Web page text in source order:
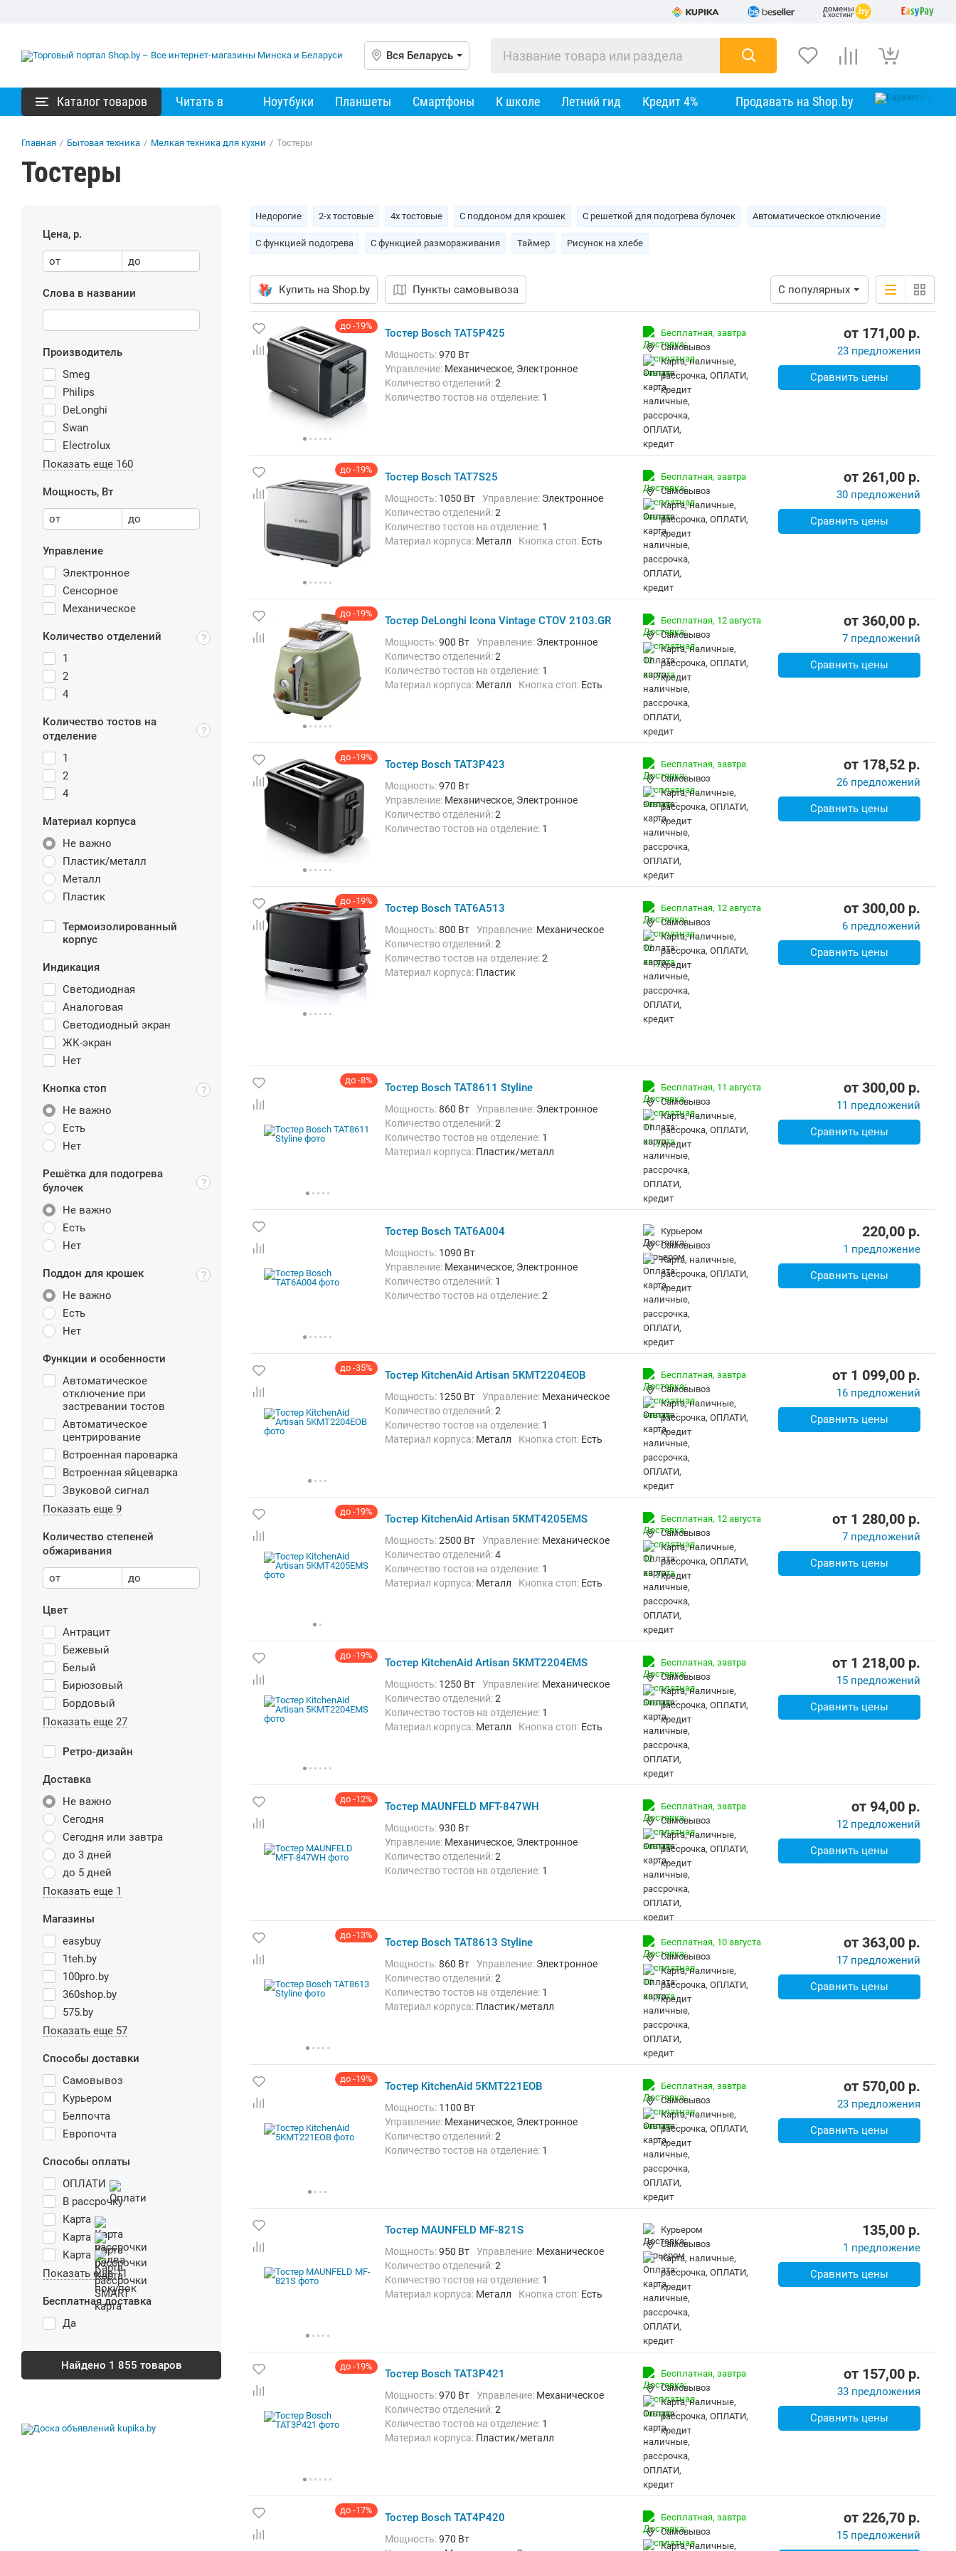
Вся Беларусь
Каталог товаров Читать в Ноутбуки Планшеты Смартфоны К школе Летний гид Кредит 4% Продавать на Shop.by
Главная / Бытовая техника / Мелкая техника для кухни / Тостеры
Тостеры
Цена, р.
от до
Слова в названии
Производитель
Smeg
Philips
DeLonghi
Swan
Electrolux
Показать еще 160
Мощность, Вт
от до
Управление
Электронное
Сенсорное
Механическое
Количество отделений
1
2
4
Количество тостов на
отделение
1
2
4
Материал корпуса
Не важно
Пластик/металл
Металл
Пластик
Термоизолированный
корпус
Индикация
Светодиодная
Аналоговая
Светодиодный экран
ЖК-экран
Нет
Кнопка стоп
Не важно
Есть
Нет
Решётка для подогрева
булочек
Не важно
Есть
Нет
Поддон для крошек
Не важно
Есть
Нет
Функции и особенности
Автоматическое
отключение при
застревании тостов
Автоматическое
центрирование
Встроенная пароварка
Встроенная яйцеварка
Звуковой сигнал
Показать еще 9
Количество степеней
обжаривания
от до
Цвет
Антрацит
Бежевый
Белый
Бирюзовый
Бордовый
Показать еще 27
Ретро-дизайн
Доставка
Не важно
Сегодня
Сегодня или завтра
до 3 дней
до 5 дней
Показать еще 1
Магазины
easybuy
1teh.by
100pro.by
360shop.by
575.by
Показать еще 57
Способы доставки
Самовывоз
Курьером
Белпочта
Европочта
Способы оплаты
ОПЛАТИ
В рассрочку
Карта
Карта
Карта
Показать еще 11
Бесплатная доставка
Да
Найдено 1 855 товаров
Недорогие 2-х тостовые 4х тостовые С поддоном для крошек С решеткой для подогрева булочек Автоматическое отключение
С функцией подогрева С функцией размораживания Таймер Рисунок на хлебе
Купить на Shop.by Пункты самовывоза С популярных
до -19%
Тостер Bosch TAT5P425
Мощность:970 Вт
Управление: Механическое, Электронное
Количество отделений:2
Количество тостов на отделение: 1
Поддон для крошек:Есть
отключение при застревании тостов,
Автоматическое центрирование, Подогрев,
Размораживание, Регулировка степени
поджаривания, Экстра-подъем
Бесплатная, завтра
Самовывоз
карта, наличные,
рассрочка, ОПЛАТИ,
кредит
от 171,00 p.
23 предложения
Сравнить цены
до -19%
Тостер Bosch TAT7S25
Мощность: 1050 Вт Управление: Электронное
Количество отделений:2
Количество тостов на отделение: 1
Материал корпуса: Металл Кнопка стоп: Есть
отключение при застревании тостов, Подогрев,
поджаривания, Экстра-подъем
Бесплатная, завтра
Самовывоз
карта, наличные,
рассрочка, ОПЛАТИ,
кредит
от 261,00 p.
30 предложений
Сравнить цены
до -19%
Тостер DeLonghi Icona Vintage CTOV 2103.GR
Мощность:900 Вт Управление: Электронное
Количество отделений:2
Количество тостов на отделение: 1
Материал корпуса: Металл Кнопка стоп: Есть
Размораживание, Регулировка степени
Бесплатная, 12 августа
Самовывоз
карта, наличные,
рассрочка, ОПЛАТИ,
кредит
от 360,00 p.
7 предложений
Сравнить цены
до -19%
Тостер Bosch TAT3P423
Мощность:970 Вт
Управление: Механическое, Электронное
Количество отделений:2
Количество тостов на отделение: 1
Поддон для крошек:Есть
отключение при застревании тостов,
Автоматическое центрирование, Подогрев,
Регулировка степени поджаривания, Таймер,
Экстра-подъем
Бесплатная, завтра
Самовывоз
карта, наличные,
рассрочка, ОПЛАТИ,
кредит
от 178,52 p.
26 предложений
Сравнить цены
до -19%
Тостер Bosch TAT6A513
Мощность:800 Вт Управление: Механическое
Количество отделений:2
Количество тостов на отделение:2
Материал корпуса: Пластик
Бесплатная, 12 августа
Самовывоз
карта, наличные,
рассрочка, ОПЛАТИ,
кредит
от 300,00 p.
6 предложений
Сравнить цены
до -8%
Тостер Bosch TAT8611 Styline
Мощность:860 Вт Управление: Электронное
Количество отделений:2
Количество тостов на отделение: 1
Материал корпуса: Пластик/металл
Функции и особенности:Автоматическое
Регулировка степени поджаривания, Экстра-
подъем
Бесплатная, 11 августа
Самовывоз
карта, наличные,
рассрочка, ОПЛАТИ,
кредит
от 300,00 p.
11 предложений
Сравнить цены
Тостер Bosch TAT6A004
Мощность: 1090 Вт
Управление: Механическое, Электронное
Количество отделений: 1
Количество тостов на отделение:2
Функции и особенности:Автоматическое
Размораживание, Регулировка степени
поджаривания, Экстра-подъем
Курьером
Самовывоз
карта, наличные,
рассрочка, ОПЛАТИ,
кредит
220,00 p.
1 предложение
Сравнить цены
до -35%
Тостер KitchenAid Artisan 5KMT2204EOB
Мощность: 1250 Вт Управление: Механическое
Количество отделений:2
Количество тостов на отделение: 1
Материал корпуса: Металл Кнопка стоп: Есть
Регулировка степени поджаривания, Решетка для
Бесплатная, завтра
Самовывоз
карта, наличные,
рассрочка, ОПЛАТИ,
кредит
от 1 099,00 p.
16 предложений
Сравнить цены
до -19%
Тостер KitchenAid Artisan 5KMT4205EMS
Мощность:2500 Вт Управление: Механическое
Количество отделений:4
Количество тостов на отделение: 1
Материал корпуса: Металл Кнопка стоп: Есть
Регулировка степени поджаривания
Бесплатная, 12 августа
Самовывоз
карта, наличные,
рассрочка, ОПЛАТИ,
кредит
от 1 280,00 p.
7 предложений
Сравнить цены
до -19%
Тостер KitchenAid Artisan 5KMT2204EMS
Мощность: 1250 Вт Управление: Механическое
Количество отделений:2
Количество тостов на отделение: 1
Материал корпуса: Металл Кнопка стоп: Есть
Регулировка степени поджаривания, Решетка для
Бесплатная, завтра
Самовывоз
карта, наличные,
рассрочка, ОПЛАТИ,
кредит
от 1 218,00 p.
15 предложений
Сравнить цены
до -12%
Тостер MAUNFELD MFT-847WH
Мощность:930 Вт
Управление: Механическое, Электронное
Количество отделений:2
Количество тостов на отделение: 1
поджаривания, Таймер, Экстра-подъем
Бесплатная, завтра
Самовывоз
карта, наличные,
рассрочка, ОПЛАТИ,
кредит
от 94,00 p.
12 предложений
Сравнить цены
до -13%
Тостер Bosch TAT8613 Styline
Мощность:860 Вт Управление: Электронное
Количество отделений:2
Количество тостов на отделение: 1
Материал корпуса: Пластик/металл
Функции и особенности:Автоматическое
Размораживание, Регулировка степени
поджаривания, Экстра-подъем
Бесплатная, 10 августа
Самовывоз
карта, наличные,
рассрочка, ОПЛАТИ,
кредит
от 363,00 p.
17 предложений
Сравнить цены
до -19%
Тостер KitchenAid 5KMT221EOB
Мощность: 1100 Вт
Управление: Механическое, Электронное
Количество отделений:2
Количество тостов на отделение: 1
Функции и особенности:Одностороннее
Регулировка степени поджаривания
Бесплатная, завтра
Самовывоз
карта, наличные,
рассрочка, ОПЛАТИ,
кредит
от 570,00 p.
23 предложения
Сравнить цены
Тостер MAUNFELD MF-821S
Мощность:950 Вт Управление: Механическое
Количество отделений:2
Количество тостов на отделение: 1
Материал корпуса: Металл Кнопка стоп: Есть
поджаривания, Экстра-подъем
Курьером
Самовывоз
карта, наличные,
рассрочка, ОПЛАТИ,
кредит
135,00 p.
1 предложение
Сравнить цены
до -19%
Тостер Bosch TAT3P421
Мощность:970 Вт Управление: Механическое
Количество отделений:2
Количество тостов на отделение: 1
Материал корпуса: Пластик/металл
Функции и особенности:Автоматическое
Автоматическое центрирование, Подогрев,
Размораживание, Регулировка степени
Бесплатная, завтра
Самовывоз
карта, наличные,
рассрочка, ОПЛАТИ,
кредит
от 157,00 p.
33 предложения
Сравнить цены
до -17%
Тостер Bosch TAT4P420
Мощность:970 Вт
Бесплатная, завтра
Самовывоз
карта, наличные,
от 226,70 p.
15 предложений